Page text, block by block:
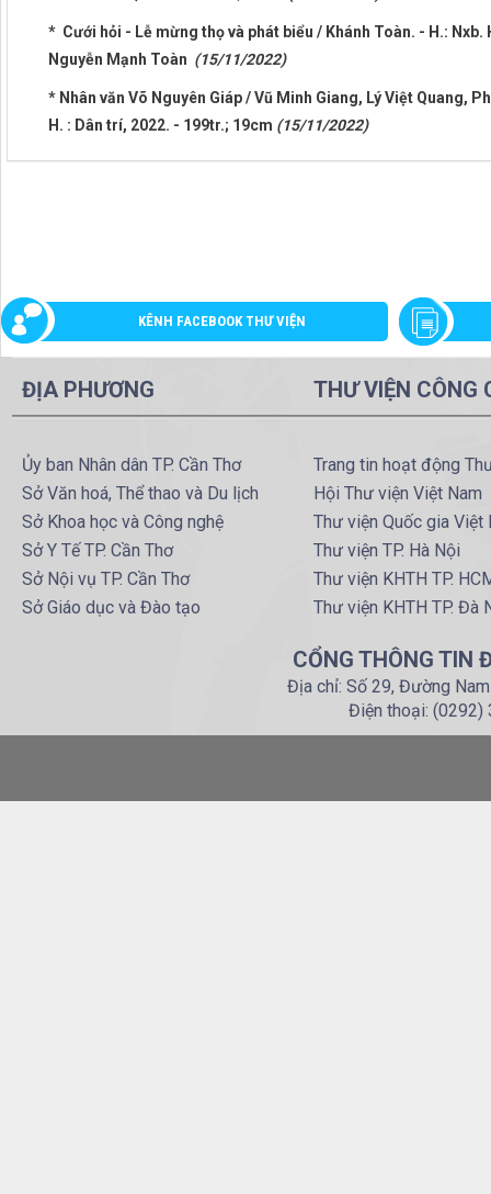
* Cưới hỏi - Lễ mừng thọ và phát biểu / Khánh Toàn. - H.:
Nguyễn Mạnh Toàn (15/11/2022)
* Nhân văn Võ Nguyên Giáp / Vũ Minh Giang, Lý Việt Quang,
H. : Dân trí, 2022. - 199tr.; 19cm (15/11/2022)
KÊNH FACEBOOK THƯ VIỆN
ĐỊA PHƯƠNG
Ủy ban Nhân dân TP. Cần Thơ
Sở Văn hoá, Thể thao và Du lịch
Sở Khoa học và Công nghệ
Sở Y Tế TP. Cần Thơ
Sở Nội vụ TP. Cần Thơ
Sở Giáo dục và Đào tạo
THƯ VIỆN CÔNG
Trang tin hoạt động
Hội Thư viện Việt Nam
Thư viện Quốc gia Việt
Thư viện TP. Hà Nội
Thư viện KHTH TP.
Thư viện KHTH TP. Đà
CỔNG THÔNG TIN
Địa chỉ: Số 29, Đường
Điện thoại: (0292)